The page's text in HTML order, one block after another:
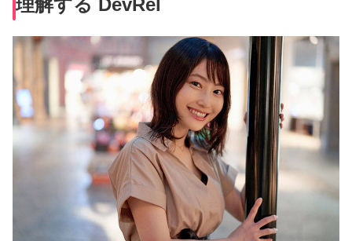
理解する DevRel